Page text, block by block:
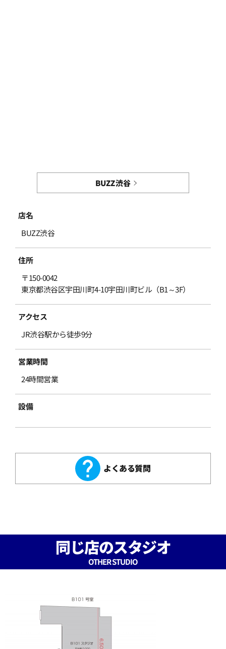
BUZZ渋谷
店名
BUZZ渋谷
住所
〒150-0042
東京都渋谷区宇田川町4-10宇田川町ビル（B1～3F）
アクセス
JR渋谷駅から徒歩9分
営業時間
24時間営業
設備
よくある質問
同じ店のスタジオ
OTHER STUDIO